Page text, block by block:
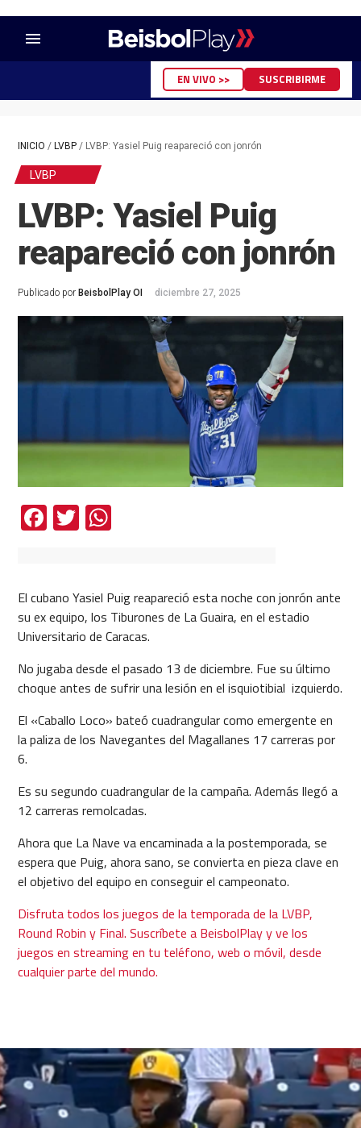
menu
EN VIVO >> SUSCRIBIRME
INICIO / LVBP/ LVBP: Yasiel Puig reapareció con jonrón
LVBP
LVBP: Yasiel Puig
reapareció con jonrón
Publicado por BeisbolPlay OI diciembre 27, 2025
Facebook
TwitterWhatsApp
El cubano Yasiel Puig reapareció esta noche con jonrón ante
su ex equipo, los Tiburones de La Guaira, en el estadio
Universitario de Caracas.
No jugaba desde el pasado 13 de diciembre. Fue su último
choque antes de sufrir una lesión en el isquiotibial izquierdo.
El «Caballo Loco» bateó cuadrangular como emergente en
la paliza de los Navegantes del Magallanes 17 carreras por
6.
Es su segundo cuadrangular de la campaña. Además llegó a
12 carreras remolcadas.
Ahora que La Nave va encaminada a la postemporada, se
espera que Puig, ahora sano, se convierta en pieza clave en
el objetivo del equipo en conseguir el campeonato.
Disfruta todos los juegos de la temporada de la LVBP,
Round Robin y Final. Suscríbete a BeisbolPlay y ve los
juegos en streaming en tu teléfono, web o móvil, desde
cualquier parte del mundo.